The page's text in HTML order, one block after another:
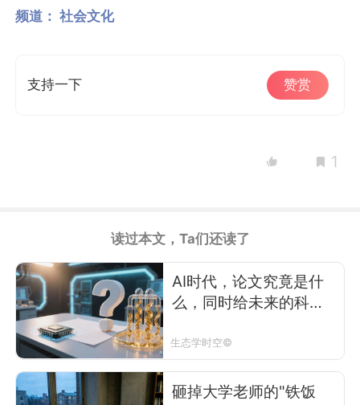
频道： 社会文化
支持一下 赞赏
1
读过本文，Ta们还读了
AI时代，论文究竟是什
么，同时给未来的科研
生态学时空©
砸掉大学老师的"铁饭